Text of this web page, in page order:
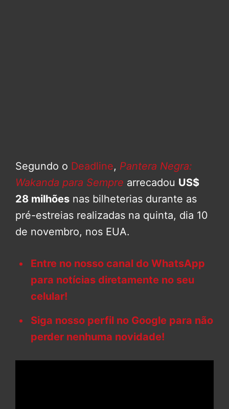
Segundo o Deadline, Pantera Negra:
Wakanda para Sempre arrecadou US$
28 milhões nas bilheterias durante as
pré-estreias realizadas na quinta, dia 10
de novembro, nos EUA.
Entre no nosso canal do WhatsApp
para notícias diretamente no seu
celular!
Siga nosso perfil no Google para não
perder nenhuma novidade!